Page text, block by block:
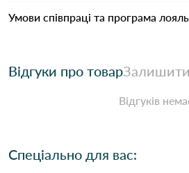
Умови співпраці та програма
Відгуки про товарЗалишити
Відгуків
Спеціально для вас: